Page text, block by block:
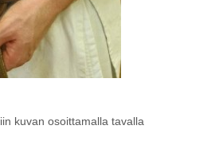
kuvan osoittamalla tavalla